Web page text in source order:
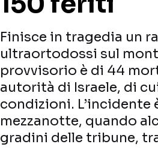
Finisce in tragedia un
ultraortodossi sul
provvisorio è di 44
autorità di Israele, di
condizioni. L’incidente
mezzanotte, quando
gradini delle tribune,